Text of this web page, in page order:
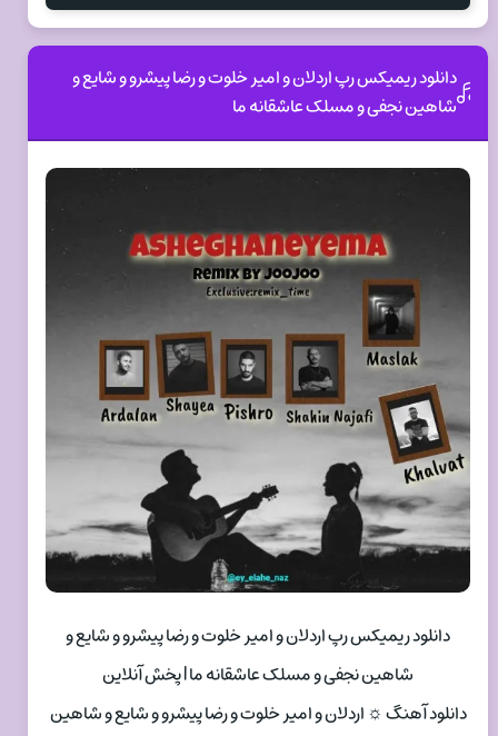
دانلود ریمیکس رپ اردلان و امیر خلوت و رضا پیشرو و شایع و
شاهین نجفی و مسلک عاشقانه ما
دانلود ریمیکس رپ اردلان و امیر خلوت و رضا پیشرو و شایع و
شاهین نجفی و مسلک عاشقانه ما | پخش آنلاین
دانلود آهنگ ☼ اردلان و امیر خلوت و رضا پیشرو و شایع و شاهین